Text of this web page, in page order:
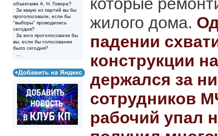
объектами А. Н. Говора?
За какую из партий вы бы
проголосовали, если бы
"выборы" проводились
сегодня?
За кого проголосовали бы
вы, если бы голосование
было сегодня?
жилого дома.
падении
конструкции
держался за
сотрудников
рабочий упал